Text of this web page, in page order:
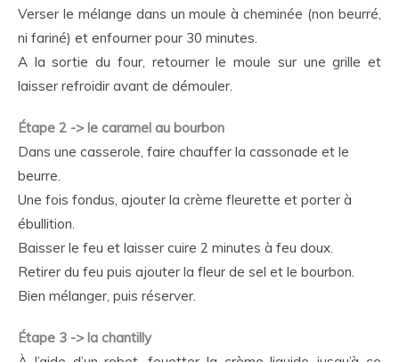
Verser le mélange dans un moule à cheminée (non beurré,
ni fariné) et enfourner pour 30 minutes.
A la sortie du four, retourner le moule sur une grille et
laisser refroidir avant de démouler.
Étape 2 -> le caramel au bourbon
Dans une casserole, faire chauffer la cassonade et le
beurre.
Une fois fondus, ajouter la crème fleurette et porter à
ébullition.
Baisser le feu et laisser cuire 2 minutes à feu doux.
Retirer du feu puis ajouter la fleur de sel et le bourbon.
Bien mélanger, puis réserver.
Étape 3 -> la chantilly